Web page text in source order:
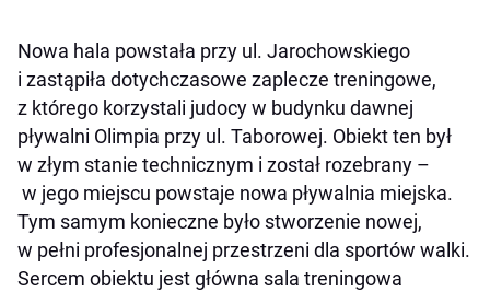
Nowa hala powstała przy ul. Jarochowskiego
i zastąpiła dotychczasowe zaplecze treningowe,
z którego korzystali judocy w budynku dawnej
pływalni Olimpia przy ul. Taborowej. Obiekt ten był
w złym stanie technicznym i został rozebrany –
w jego miejscu powstaje nowa pływalnia miejska.
Tym samym konieczne było stworzenie nowej,
w pełni profesjonalnej przestrzeni dla sportów walki.
Sercem obiektu jest główna sala treningowa